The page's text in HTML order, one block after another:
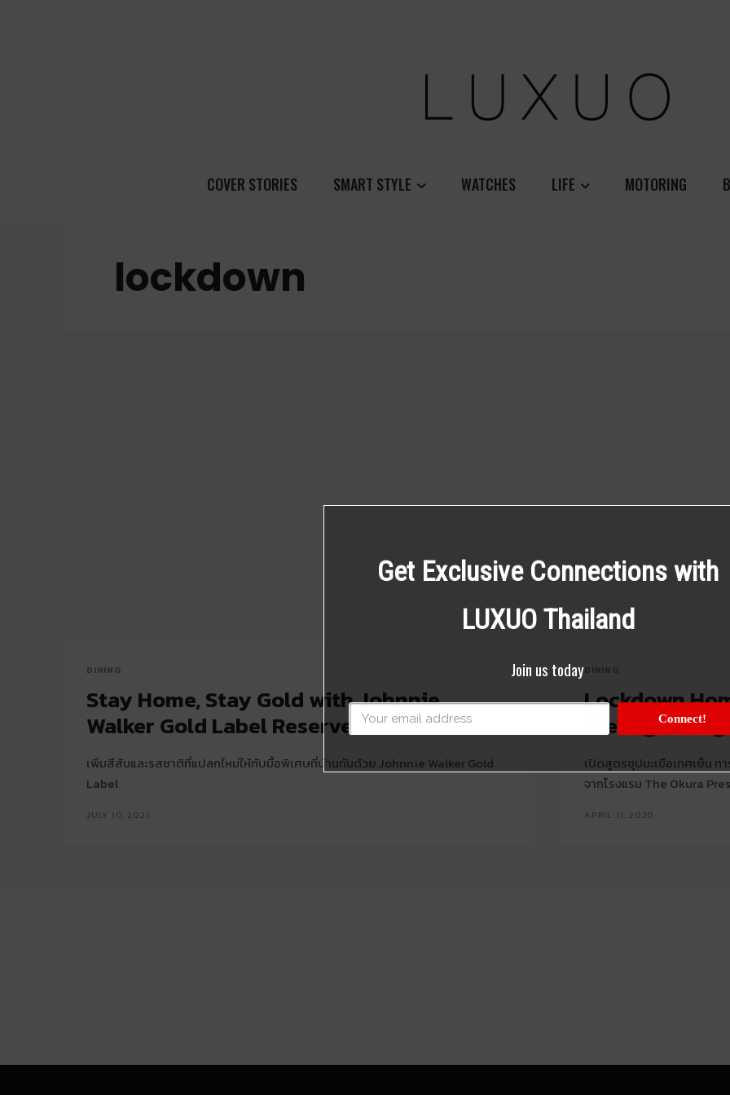
COVER STORIES SMART STYLE WATCHES LIFE MOTORING
lockdown
DINING
Stay Home, Stay Gold with Johnnie
Walker Gold Label Reserve
เพิ่มสีสันและรสชาติที่แปลกใหม่ให้กับมื้อพิเศษที่บ้านกันด้วย Johnnie Walker Gold
Label
JULY 10, 2021
Lockdown
Prestige
เปิดสูตรซุปมะเขือเทศเย็น
จากโรงแรม The Okura
APRIL 11, 2020
Get Exclusive Connections with
LUXUO Thailand
Join us today
Connect!